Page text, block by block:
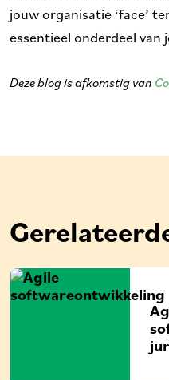
jouw organisatie ‘face’
essentieel onderdeel van
Deze blog is afkomstig van